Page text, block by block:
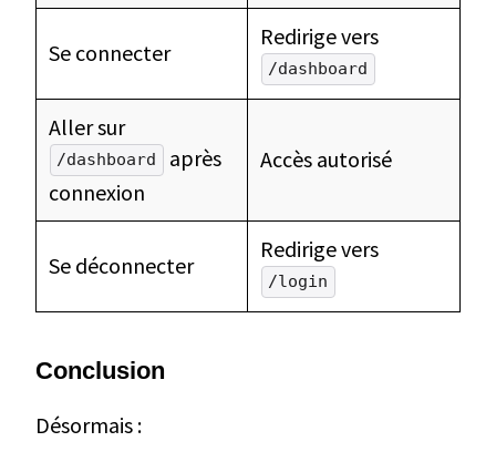
Se connecter
Redirige vers
/dashboard
Aller sur
/dashboard
après
connexion
Accès autorisé
Se déconnecter
Redirige vers
/login
Conclusion
Désormais :